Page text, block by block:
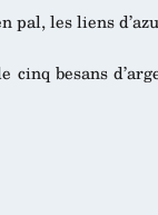
pal, les liens
cinq besans